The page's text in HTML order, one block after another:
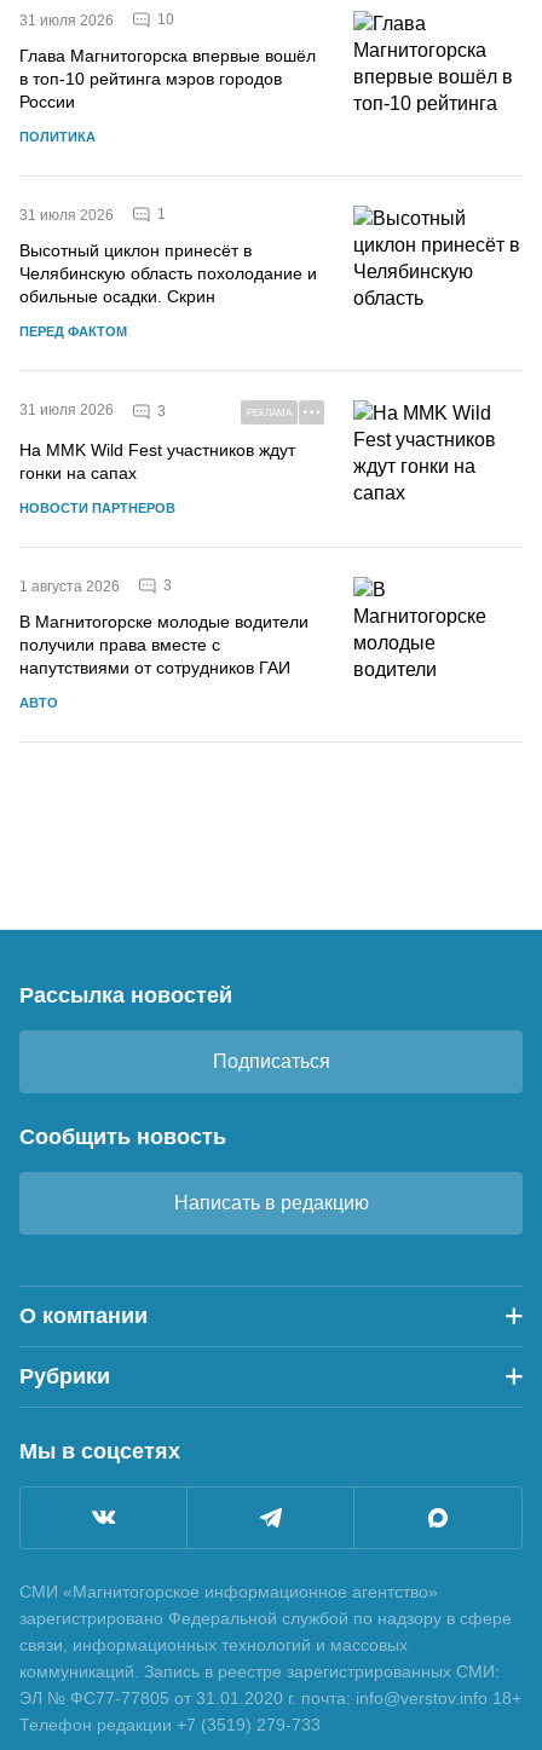
31 июля 2026 10
Глава Магнитогорска впервые вошёл
в топ-10 рейтинга мэров городов
России
ПОЛИТИКА
31 июля 2026 1
Высотный циклон принесёт в
Челябинскую область похолодание и
обильные осадки. Скрин
ПЕРЕД ФАКТОМ
31 июля 2026 3 РЕКЛАМА
На MMK Wild Fest участников ждут
гонки на сапах
НОВОСТИ ПАРТНЕРОВ
1 августа 2026 3
В Магнитогорске молодые водители
получили права вместе с
напутствиями от сотрудников ГАИ
АВТО
Рассылка новостей
Подписаться
Сообщить новость
Написать в редакцию
О компании
Рубрики
Мы в соцсетях
СМИ «Магнитогорское информационное агентство»
зарегистрировано Федеральной службой по надзору в сфере
связи, информационных технологий и массовых
коммуникаций. Запись в реестре зарегистрированных СМИ:
ЭЛ № ФС77-77805 от 31.01.2020 г. почта: info@verstov.info 18+
Телефон редакции +7 (3519) 279-733